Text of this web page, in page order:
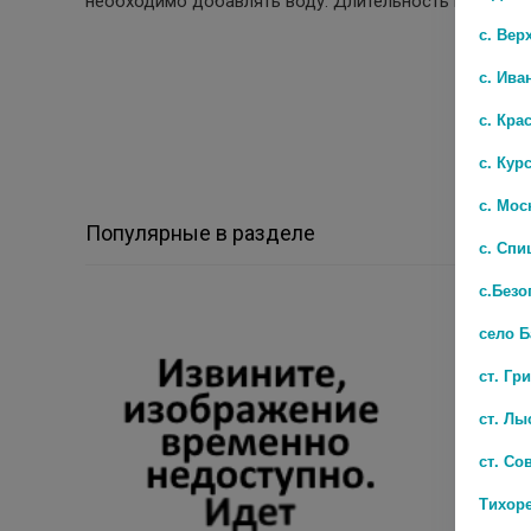
Популярные в разделе
с.
с.
с.
с.
с.
с.
село
ст.
ст.
ст.